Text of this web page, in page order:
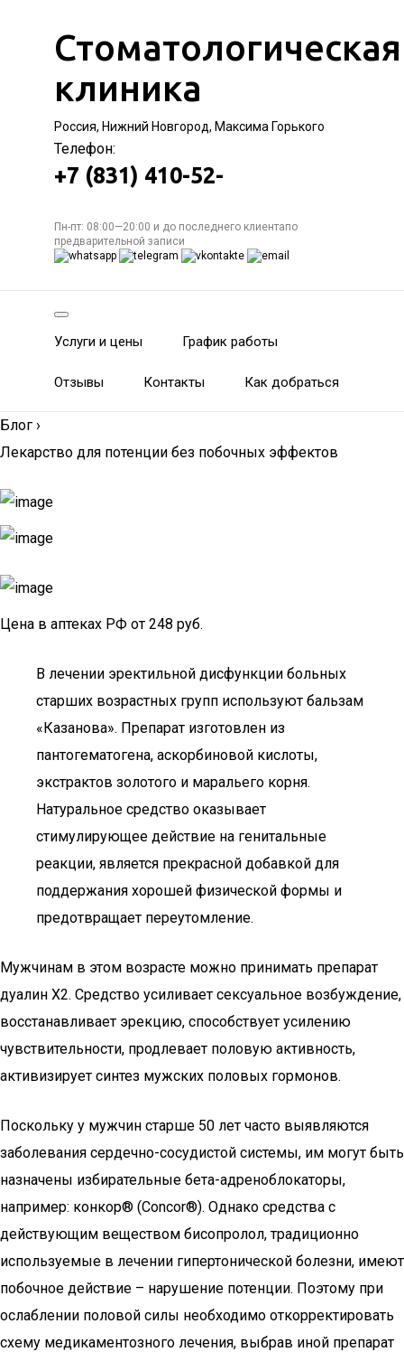
Стоматологическая
клиника
Россия, Нижний Новгород, Максима Горького
Телефон:
+7 (831) 410-52-
Пн-пт: 08:00—20:00 и до последнего клиентапо
предварительной записи
Услуги и цены График работы
Отзывы Контакты Как добраться
Блог ›
Лекарство для потенции без побочных эффектов
Цена в аптеках РФ от 248 руб.
В лечении эректильной дисфункции больных
старших возрастных групп используют бальзам
«Казанова». Препарат изготовлен из
пантогематогена, аскорбиновой кислоты,
экстрактов золотого и маральего корня.
Натуральное средство оказывает
стимулирующее действие на генитальные
реакции, является прекрасной добавкой для
поддержания хорошей физической формы и
предотвращает переутомление.
Мужчинам в этом возрасте можно принимать препарат
дуалин Х2. Средство усиливает сексуальное возбуждение,
восстанавливает эрекцию, способствует усилению
чувствительности, продлевает половую активность,
активизирует синтез мужских половых гормонов.
Поскольку у мужчин старше 50 лет часто выявляются
заболевания сердечно-сосудистой системы, им могут быть
назначены избирательные бета-адреноблокаторы,
например: конкор® (Concor®). Однако средства с
действующим веществом бисопролол, традиционно
используемые в лечении гипертонической болезни, имеют
побочное действие – нарушение потенции. Поэтому при
ослаблении половой силы необходимо откорректировать
схему медикаментозного лечения, выбрав иной препарат